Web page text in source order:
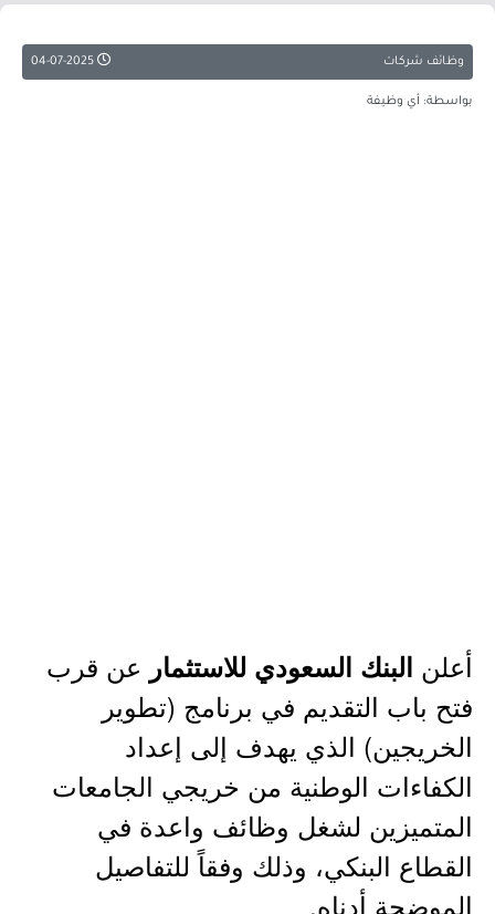
وظائف شركات
بواسطة: أي وظيفة
أعلن البنك السعودي للاستثمار عن قرب
فتح باب التقديم في برنامج (تطوير
الخريجين) الذي يهدف إلى إعداد
الكفاءات الوطنية من خريجي الجامعات
المتميزين لشغل وظائف واعدة في
القطاع البنكي، وذلك وفقاً للتفاصيل
الموضحة أدناه.